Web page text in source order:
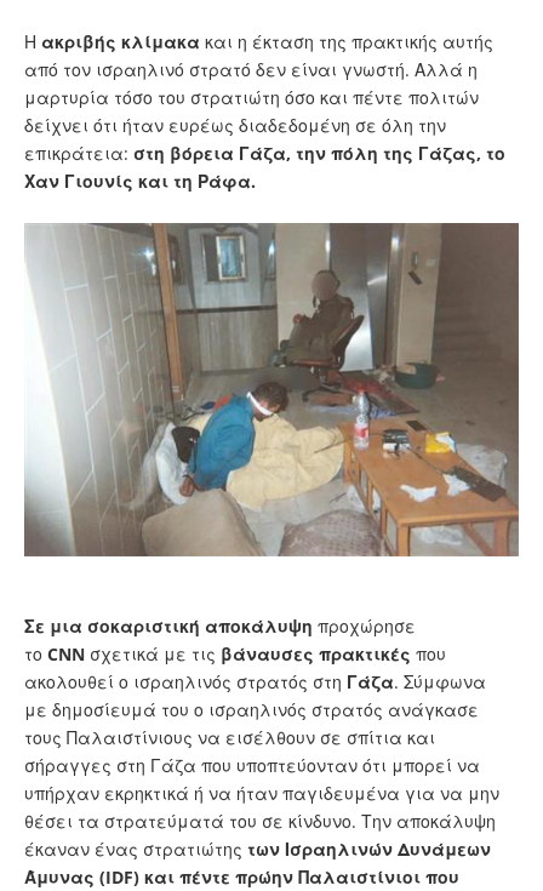
Η ακριβής κλίμακα και η έκταση της πρακτικής αυτής
από τον ισραηλινό στρατό δεν είναι γνωστή. Αλλά η
μαρτυρία τόσο του στρατιώτη όσο και πέντε πολιτών
δείχνει ότι ήταν ευρέως διαδεδομένη σε όλη την
επικράτεια: στη βόρεια Γάζα, την πόλη της Γάζας, το
Χαν Γιουνίς και τη Ράφα.
Σε μια σοκαριστική αποκάλυψη προχώρησε
το CNN σχετικά με τις βάναυσες πρακτικές που
ακολουθεί ο ισραηλινός στρατός στη Γάζα. Σύμφωνα
με δημοσίευμά του ο ισραηλινός στρατός ανάγκασε
τους Παλαιστίνιους να εισέλθουν σε σπίτια και
σήραγγες στη Γάζα που υποπτεύονταν ότι μπορεί να
υπήρχαν εκρηκτικά ή να ήταν παγιδευμένα για να μην
θέσει τα στρατεύματά του σε κίνδυνο. Την αποκάλυψη
έκαναν ένας στρατιώτης των Ισραηλινών Δυνάμεων
Άμυνας (IDF) και πέντε πρώην Παλαιστίνιοι που